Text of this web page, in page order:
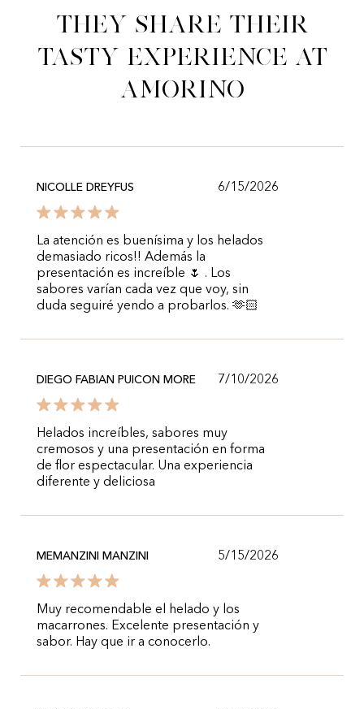
They share their
tasty experience at
Amorino
NICOLLE DREYFUS 6/15/2026
La atención es buenísima y los helados
demasiado ricos!! Además la
presentación es increíble 🌷 . Los
sabores varían cada vez que voy, sin
duda seguiré yendo a probarlos. 🫶🏻
DIEGO FABIAN PUICON MORE 7/10/2026
Helados increíbles, sabores muy
cremosos y una presentación en forma
de flor espectacular. Una experiencia
diferente y deliciosa
MEMANZINI MANZINI 5/15/2026
Muy recomendable el helado y los
macarrones. Excelente presentación y
sabor. Hay que ir a conocerlo.